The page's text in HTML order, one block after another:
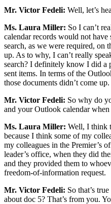
Mr. Victor Fedeli: Well, let’s
Ms. Laura Miller: So I can’t
calendar records would not
search, as we were required, on
up. As to why, I can’t really
search? I definitely know I did a
sent items. In terms of the
those documents didn’t come up.
Mr. Victor Fedeli: So why do
and your Outlook calendar
Ms. Laura Miller: Well, I think
because I think some of my
my colleagues in the Premier’s
leader’s office, when they did
and they provided them to
freedom-of-information request.
Mr. Victor Fedeli: So that’s
about doc 5? That’s from you.